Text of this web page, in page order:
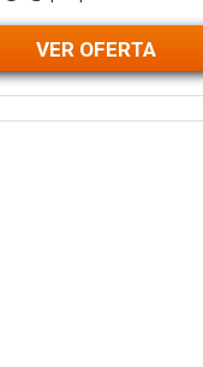
VER OFERTA